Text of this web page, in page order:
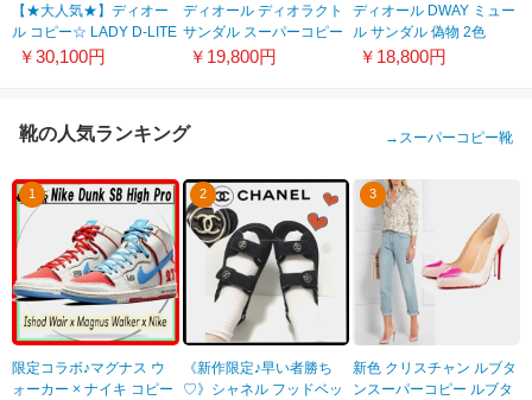
【★大人気★】ディオー
ル コピー☆ LADY D-LITE
ミディアムバッグ
￥30,100円
ディオール ディオラクト
サンダル スーパーコピー
2色 KCQ549FWL_S900
￥19,800円
ディオール DWAY ミュー
ル サンダル 偽物 2色
KCQ209FWY_S900
￥18,800円
靴の人気ランキング → スーパーコピー靴
1
限定コラボ♪マグナス ウ
ォーカー × ナイキ コピー
2
《新作限定♪早い者勝ち
♡》シャネル フッドベッ
3
新色 クリスチャン ルブタ
ンスーパーコピー ルブタ